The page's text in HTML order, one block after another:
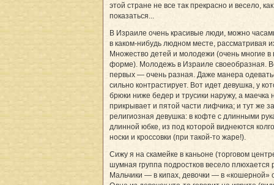
этой стране не все так прекрасно и весело,
показаться...
В Израиле очень красивые люди, можно
в каком-нибудь людном месте, рассматривая
Множество детей и молодежи (очень многие в
форме). Молодежь в Израиле своеобразная.
первых — очень разная. Даже манера
сильно контрастирует. Вот идет девушка, у
брюки ниже бедер и трусики наружу, а маечка
прикрывает и пятой части лифчика; и тут же
религиозная девушка: в кофте с длинными
длинной юбке, из под которой виднеются
носки и кроссовки (при такой-то жаре!).
Сижу я на скамейке в каньоне (торговом
шумная группа подростков весело плюхается
Мальчики — в кипах, девочки — в «кошерной»